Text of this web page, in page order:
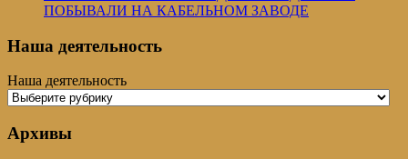
ПОБЫВАЛИ НА КАБЕЛЬНОМ ЗАВОДЕ
Наша деятельность
Наша деятельность
Архивы